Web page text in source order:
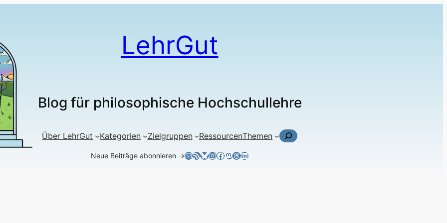
LehrGut
Blog für philosophische Hochschullehre
Über LehrGut Kategorien Zielgruppen RessourcenThemen Suchen
Neue Beiträge abonnieren →E-MailRSS-FeedBluesky
Instagram
Facebook
Mastodon
Threads
LinkedIn